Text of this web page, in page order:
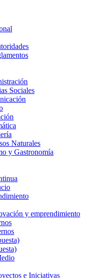
Sociales
Naturales
y Gastronomía
y emprendimiento
e Iniciativas